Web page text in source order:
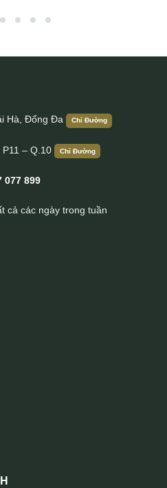
cấp handmade Lano CLTK023
cấp handmade Lano CLTK023
Hà, Đống Đa Chỉ Đường
– Q.10 Chỉ Đường
077 899
cả các ngày trong tuần